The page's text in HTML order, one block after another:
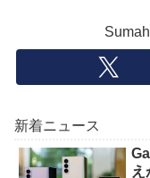
新着ニュース
え